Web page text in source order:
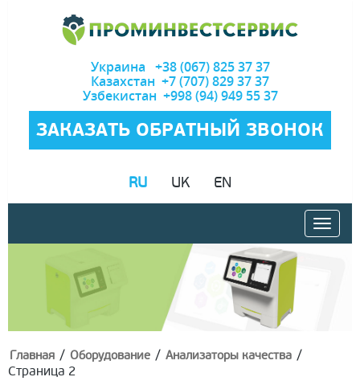
Украина +38 (067) 825 37 37
Казахстан +7 (707) 829 37 37
Узбекистан +998 (94) 949 55 37
ЗАКАЗАТЬ ОБРАТНЫЙ ЗВОНОК
RU UK EN
Главная / Оборудование / Анализаторы качества /
Страница 2